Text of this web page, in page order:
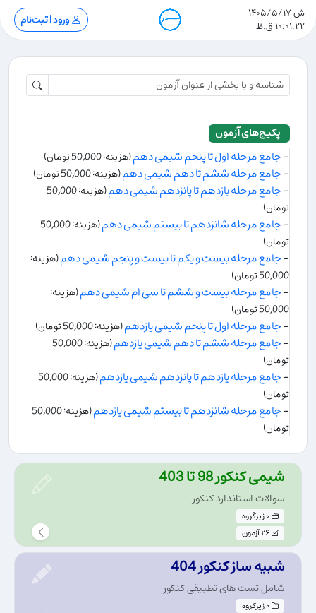
ش 1405/5/17
10:01:23 ق.ظ
ورود | ثبت‌نام
پکیج‌های آزمون
-جامع مرحله اول تا پنجم شیمی دهم(هزینه: 50,000 تومان)
-جامع مرحله ششم تا دهم شیمی دهم(هزینه: 50,000 تومان)
-جامع مرحله یازدهم تا پانزدهم شیمی دهم
(هزینه: 50,000
تومان)
-جامع مرحله شانزدهم تا بیستم شیمی دهم
(هزینه: 50,000
تومان)
-جامع مرحله بیست و یکم تا بیست و پنجم شیمی دهم(هزینه:
50,000 تومان)
-جامع مرحله بیست و ششم تا سی ام شیمی دهم(هزینه:
50,000 تومان)
-جامع مرحله اول تا پنجم شیمی یازدهم(هزینه: 50,000 تومان)
-جامع مرحله ششم تا دهم شیمی یازدهم
(هزینه: 50,000
تومان)
-جامع مرحله یازدهم تا پانزدهم شیمی یازدهم
(هزینه: 50,000
تومان)
-جامع مرحله شانزدهم تا بیستم شیمی یازدهم
(هزینه: 50,000
تومان)
شیمی کنکور 98 تا 403
سوالات استاندارد کنکور
شبیه ساز کنکور 404
شامل تست های تطبیقی کنکور